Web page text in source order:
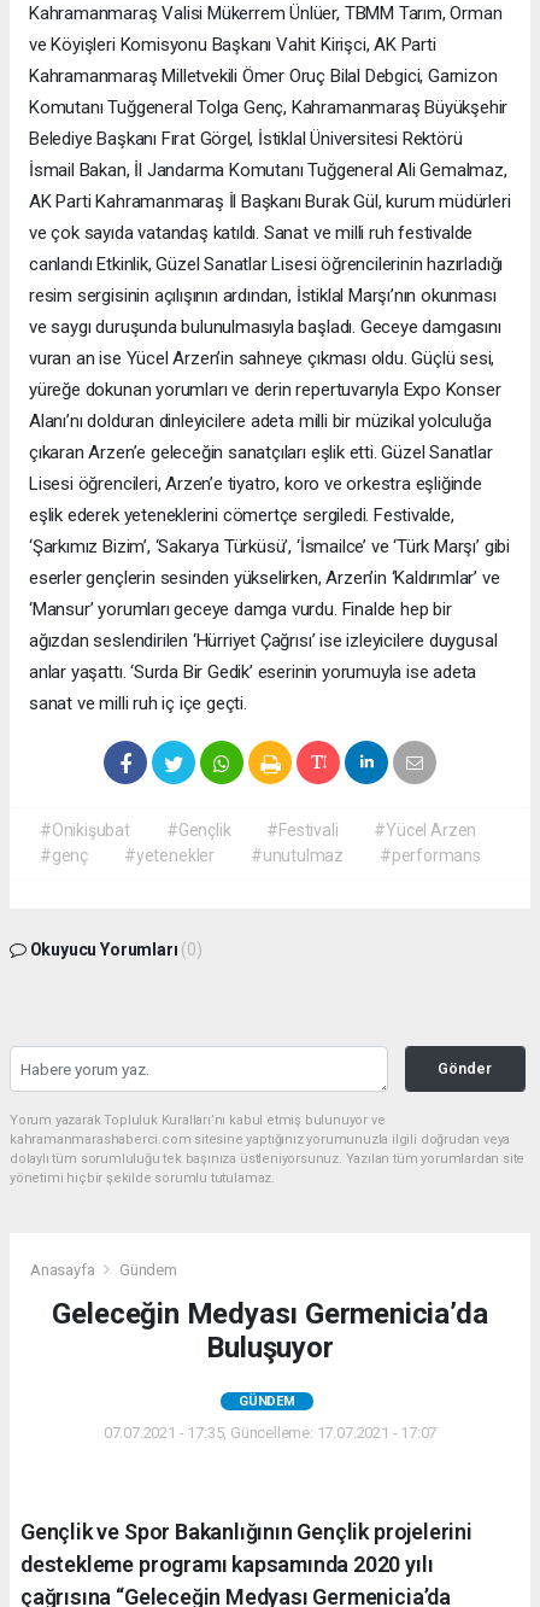
Kahramanmaraş Valisi Mükerrem Ünlüer, TBMM Tarım, Orman
ve Köyişleri Komisyonu Başkanı Vahit Kirişci, AK Parti
Kahramanmaraş Milletvekili Ömer Oruç Bilal Debgici, Garnizon
Komutanı Tuğgeneral Tolga Genç, Kahramanmaraş Büyükşehir
Belediye Başkanı Fırat Görgel, İstiklal Üniversitesi Rektörü
İsmail Bakan, İl Jandarma Komutanı Tuğgeneral Ali Gemalmaz,
AK Parti Kahramanmaraş İl Başkanı Burak Gül, kurum müdürleri
ve çok sayıda vatandaş katıldı. Sanat ve milli ruh festivalde
canlandı Etkinlik, Güzel Sanatlar Lisesi öğrencilerinin hazırladığı
resim sergisinin açılışının ardından, İstiklal Marşı’nın okunması
ve saygı duruşunda bulunulmasıyla başladı. Geceye damgasını
vuran an ise Yücel Arzen’in sahneye çıkması oldu. Güçlü sesi,
yüreğe dokunan yorumları ve derin repertuvarıyla Expo Konser
Alanı’nı dolduran dinleyicilere adeta milli bir müzikal yolculuğa
çıkaran Arzen’e geleceğin sanatçıları eşlik etti. Güzel Sanatlar
Lisesi öğrencileri, Arzen’e tiyatro, koro ve orkestra eşliğinde
eşlik ederek yeteneklerini cömertçe sergiledi. Festivalde,
‘Şarkımız Bizim’, ‘Sakarya Türküsü’, ‘İsmailce’ ve ‘Türk Marşı’ gibi
eserler gençlerin sesinden yükselirken, Arzen’in ‘Kaldırımlar’ ve
‘Mansur’ yorumları geceye damga vurdu. Finalde hep bir
ağızdan seslendirilen ‘Hürriyet Çağrısı’ ise izleyicilere duygusal
anlar yaşattı. ‘Surda Bir Gedik’ eserinin yorumuyla ise adeta
sanat ve milli ruh iç içe geçti.
#Onikişubat #Gençlik #Festivali
#Yücel Arzen
#genç
#yetenekler #unutulmaz #performans
Okuyucu Yorumları (0)
Gönder
Yorum yazarak Topluluk Kuralları’nı kabul etmiş bulunuyor ve
kahramanmarashaberci.com sitesine yaptığınız yorumunuzla ilgili doğrudan veya
dolaylı tüm sorumluluğu tek başınıza üstleniyorsunuz. Yazılan tüm yorumlardan site
yönetimi hiçbir şekilde sorumlu tutulamaz.
Anasayfa Gündem
Geleceğin Medyası Germenicia’da
Buluşuyor
GÜNDEM
07.07.2021 - 17:35, Güncelleme: 17.07.2021 - 17:07
Gençlik ve Spor Bakanlığının Gençlik projelerini
destekleme programı kapsamında 2020 yılı
çağrısına “Geleceğin Medyası Germenicia’da